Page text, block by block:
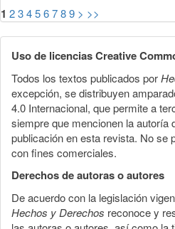
1 23456789 > >>
Uso de licencias Creative
Todos los textos publicados por
excepción, se distribuyen
4.0 Internacional, que permite a
siempre que mencionen la autoría
publicación en esta revista. No se
con fines comerciales.
Derechos de autoras o autores
De acuerdo con la legislación
Hechos y Derechos reconoce y